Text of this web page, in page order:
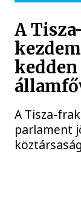
A
A Tisza-
parlament